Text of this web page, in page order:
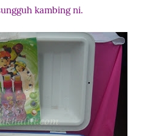
kambing ni.